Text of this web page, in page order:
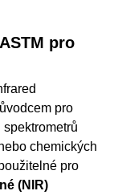
pro
pro
chemických
pro
(NIR)